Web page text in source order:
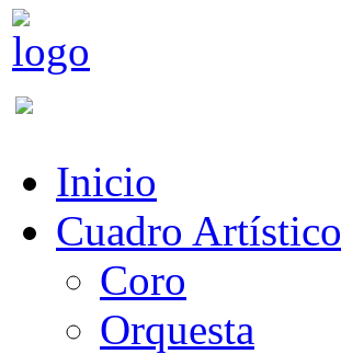
Inicio
Cuadro Artístico
Coro
Orquesta